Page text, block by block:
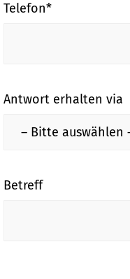
Telefon*
Antwort erhalten via
Betreff